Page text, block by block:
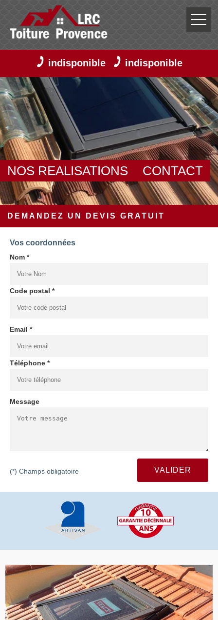
indisponible indisponible
NOS REALISATIONS CONTACT
DEMANDEZ UN DEVIS GRATUIT
Vos coordonnées
Nom *
Code postal *
Email *
Téléphone *
Message
(*) Champs obligatoire